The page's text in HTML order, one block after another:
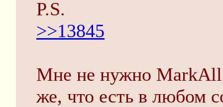
P.S.
>>13845
Мне не нужно
же, что есть в любом